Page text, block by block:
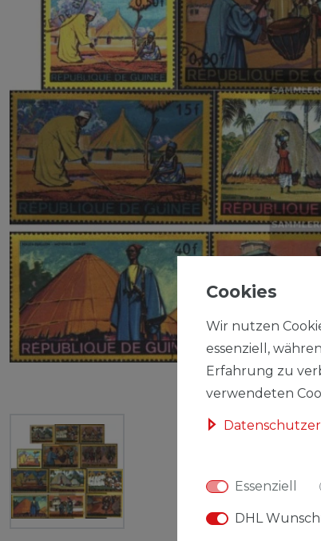
Cookies
Wir nutzen
essenziell,
Erfahrung zu
verwendeten
Essenziell
DHL